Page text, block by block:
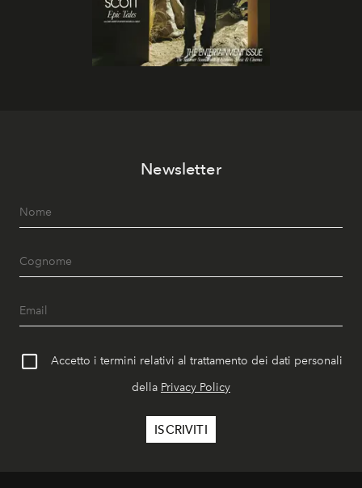
Newsletter
Accetto i termini relativi al trattamento dei dati personali
della Privacy Policy